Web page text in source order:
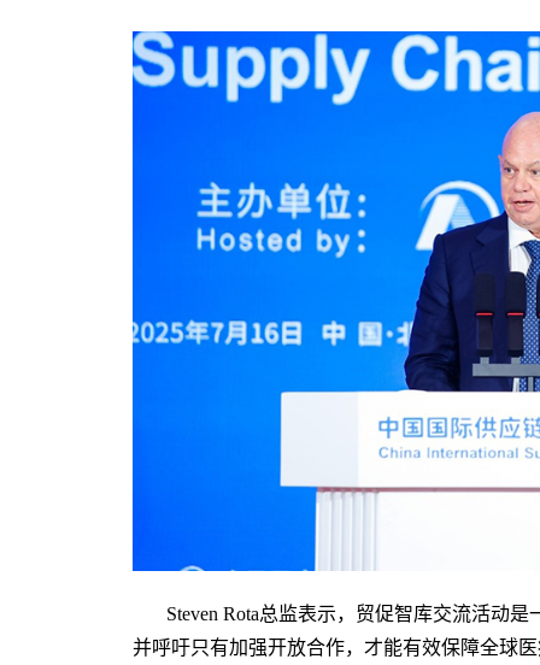
Steven Rota总监表示，贸促智库交流活动
并呼吁只有加强开放合作，才能有效保障全球